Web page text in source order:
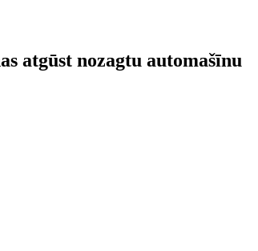
atgūst nozagtu automašīnu